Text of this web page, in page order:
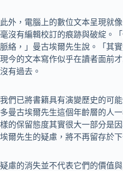
此外，電腦上的數位文本呈現就
毫沒有編輯校訂的痕跡與破綻。
脈絡，」曼古埃爾先生說。「其
現今的文本寫作似乎在讀者面前
沒有過去。
我們已將書籍具有演變歷史的可
多曼古埃爾先生這個年齡層的人
樣的保留態度其實很大一部分是
埃爾先生的疑慮，將不再留存於
疑慮的消失並不代表它們的價值